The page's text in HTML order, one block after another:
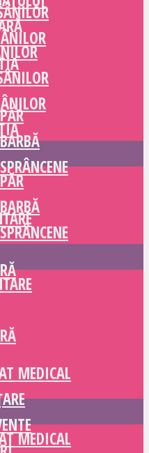
MEDICAL
MEDICAL